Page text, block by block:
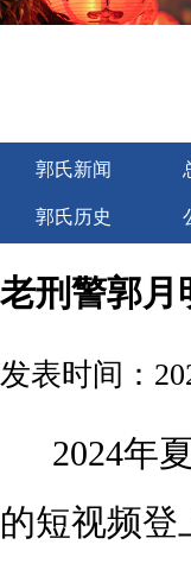
郭氏新闻
郭氏历史
老刑警郭月
发表时间：
2024年
的短视频登